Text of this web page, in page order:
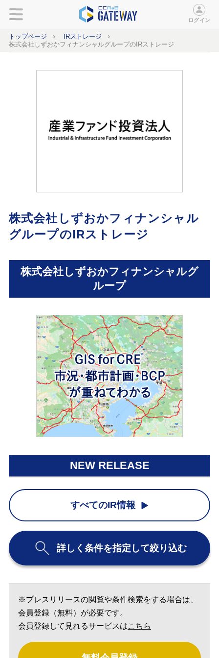
ログイン
トップページ
IRストレージ
株式会社しずおかフィナンシャルグループのIRストレージ
株式会社しずおかフィナンシャル
グループのIRストレージ
株式会社しずおかフィナンシャルグ
ループ
NEW RELEASE
すべてのIR情報
詳しく条件を指定して絞り込む
※プレスリリースの閲覧や条件検索をする場合は、
会員登録（無料）が必要です。
会員登録して見れるサービスはこちら